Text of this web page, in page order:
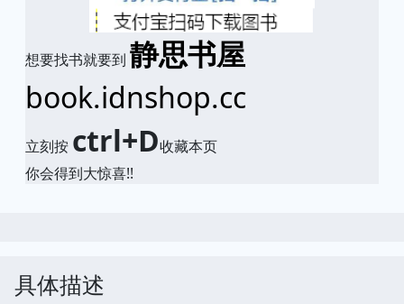
想要找书就要到 静思书屋
book.idnshop.cc
立刻按 ctrl+D收藏本页
你会得到大惊喜!!
具体描述